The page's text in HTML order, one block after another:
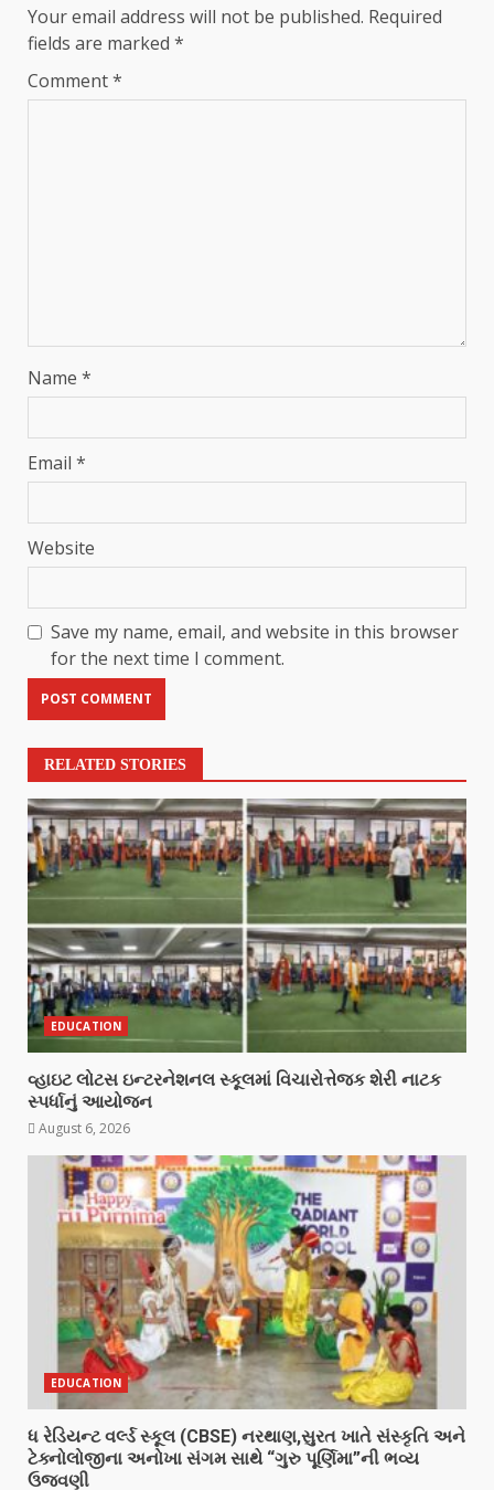
Your email address will not be published. Required
fields are marked *
Comment*
Name *
Email *
Website
Save my name, email, and website in this browser
for the next time I comment.
RELATED STORIES
EDUCATION
વ્હાઇટ લોટસ ઇન્ટરનેશનલ સ્કૂલમાં વિચારોત્તેજક શેરી નાટક
સ્પર્ધાનું આયોજન
August 6, 2026
EDUCATION
ધ રેડિયન્ટ વર્લ્ડ સ્કૂલ (CBSE) નરથાણ,સુરત ખાતે સંસ્કૃતિ અને
ટેક્નોલોજીના અનોખા સંગમ સાથે “ગુરુ પૂર્ણિમા”ની ભવ્ય
ઉજવણી